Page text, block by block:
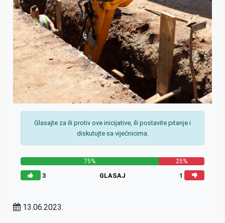
Glasajte za ili protiv ove inicijative, ili postavite pitanje i
diskutujte sa vijećnicima.
75% 25%
3 GLASAJ 1
13.06.2023.